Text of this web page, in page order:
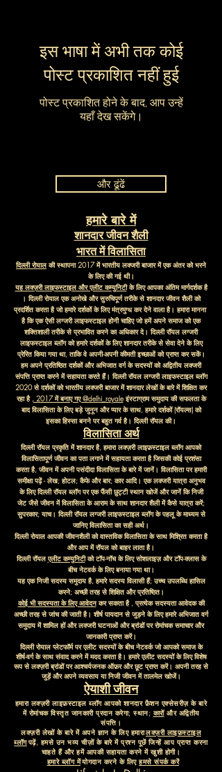
इस भाषा में अभी तक कोई
पोस्ट प्रकाशित नहीं हुई
पोस्ट प्रकाशित होने के बाद, आप उन्हें
यहाँ देख सकेंगे।
और ढूंढें
हमारे बारे में
शानदार जीवन शैली
भारत में विलासिता
दिल्ली रोयाल की स्थापना 2017 में भारतीय लक्जरी बाजार में एक अंतर को भरने
के लिए की गई थी।
यह लक्ज़री लाइफस्टाइल और एलीट कम्युनिटी के लिए आपका अंतिम मार्गदर्शक है
। दिल्ली रोयाल एक अनोखे और सुरुचिपूर्ण तरीके से शानदार जीवन शैली को
प्रदर्शित करता है जो हमारे दर्शकों के लिए मंत्रमुग्ध कर देने वाला है। हमारा मानना ​​
है कि एक ऐसी लग्जरी लाइफस्टाइल होनी चाहिए जो हमें अपने समाज को एक
शक्तिशाली तरीके से प्रभावित करने का अधिकार दे। दिल्ली रॉयल लग्जरी
लाइफस्टाइल ब्लॉग को हमारे दर्शकों के लिए शानदार तरीके से सेवा देने के लिए
प्रेरित किया गया था, ताकि वे अपनी-अपनी कीमती इच्छाओं को प्राप्त कर सकें।
हम अपने प्रतिष्ठित दर्शकों और अभिजात वर्ग के सदस्यों को अद्वितीय लक्जरी
संपत्ति प्राप्त करने में सहायता करते हैं। दिल्ली रॉयल लग्जरी लाइफस्टाइल ब्लॉग
2020 से दर्शकों को भारतीय लक्जरी बाजार में शानदार लेखों के बारे में शिक्षित कर
रहा है , 2017 में बनाए गए @delhi_royaleइंस्टाग्राम समुदाय की सफलता के
बाद विलासिता के लिए बड़े जुनून और प्यार के साथ, हमारे दर्शकों (रॉयल्स) को
इसका हिस्सा बनने पर बहुत गर्व है। दिल्ली रॉयल की।
विलासिता अर्थ
दिल्ली रॉयल प्रकृति में शानदार है, हमारा लक्ज़री लाइफ़स्टाइल ब्लॉग आपको
विलासितापूर्ण जीवन का पता लगाने में सहायता करता है जिसकी कोई प्रशंसा
करता है, जीवन में अपनी पसंदीदा विलासिता के बारे में जानें। विलासिता पर हमारी
समीक्षा पढ़ें - लेख; होटल; कैफे और बार; कार आदि। एक लक्जरी यात्रा अनुभव
के लिए दिल्ली रॉयल ब्लॉग पर एक फैंसी छुट्टी स्थान खोजें और जानें कि निजी
जेट जैसे जीवन में विलासिता के आराम के साथ शानदार शैली में कैसे यात्रा करें;
सुपरकार; याच। दिल्ली रॉयल लग्जरी लाइफस्टाइल ब्लॉग के पहलू के माध्यम से
जानिए विलासिता का सही अर्थ।
दिल्ली रोयाल आपकी जीवनशैली को वास्तविक विलासिता के साथ मिश्रित करता है
और आप में रॉयल को बाहर लाता है।
दिल्ली रॉयल एलीट कम्युनिटी को टॉप-नॉच के लिए सोशलाइज़ और टॉप-क्लास के
बीच नेटवर्क के लिए बनाया गया था।
यह एक निजी सदस्य समुदाय है, हमारे सदस्य विलासी हैं; उच्च उपलब्धि हासिल
करने; अच्छी तरह से शिक्षित और प्रतिष्ठित।
कोई भी सदस्यता के लिए आवेदन कर सकता है , प्रत्येक सदस्यता आवेदक की
अच्छी तरह से जांच की जाती है। शीर्ष पायदान से जुड़ने के लिए हमारे अभिजात वर्ग
समुदाय में शामिल हों और लक्जरी घटनाओं और ब्रांडों पर रोमांचक समाचार और
जानकारी प्राप्त करें।
दिल्ली रोयाल प्लेटफॉर्म पर एलीट सदस्यों के बीच नेटवर्क जो आपको समाज के
शीर्ष-वर्ग के साथ संवाद करने में मदद करता है। हमारे एलीट सदस्यों के लिए विशेष
रूप से लक्ज़री ब्रांडों पर आश्चर्यजनक ऑफ़र और छूट प्राप्त करें। अपनी तरह से
जुड़ें और अपने व्यवसाय या निजी जीवन में तालमेल खोजें।
ऐयाशी जीवन
हमारा लक्ज़री लाइफ़स्टाइल ब्लॉग आपको शानदार फ़ैशन एक्सेसरीज़ के बारे
में रोमांचक विस्तृत जानकारी प्रदान करेगा; स्थान; कारों और अद्वितीय
संपत्ति।
लक्ज़री लेखों के बारे में अपने ज्ञान के लिए हमारालक्ज़री लाइफ़स्टाइल
ब्लॉगपढ़ें, हमसे उन भव्य चीज़ों के बारे में प्रश्न पूछें जिन्हें आप प्राप्त करना
चाहते हैं और हमें आपकी सहायता करने में खुशी होगी।
हमारे ब्लॉग मेंयोगदान करने के लिए हमसे संपर्क करें